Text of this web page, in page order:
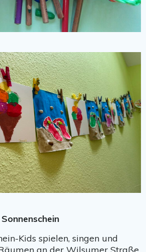
Kids spielen, singen und